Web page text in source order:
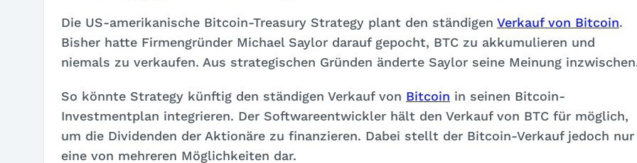
Die US-amerikanische Bitcoin-Treasury Strategy plant den ständigen Verkauf von Bitcoin.
Bisher hatte Firmengründer Michael Saylor darauf gepocht, BTC zu akkumulieren und
niemals zu verkaufen. Aus strategischen Gründen änderte Saylor seine Meinung
So könnte Strategy künftig den ständigen Verkauf von Bitcoin in seinen Bitcoin-
Investmentplan integrieren. Der Softwareentwickler hält den Verkauf von BTC für möglich,
um die Dividenden der Aktionäre zu finanzieren. Dabei stellt der Bitcoin-Verkauf jedoch nur
eine von mehreren Möglichkeiten dar.